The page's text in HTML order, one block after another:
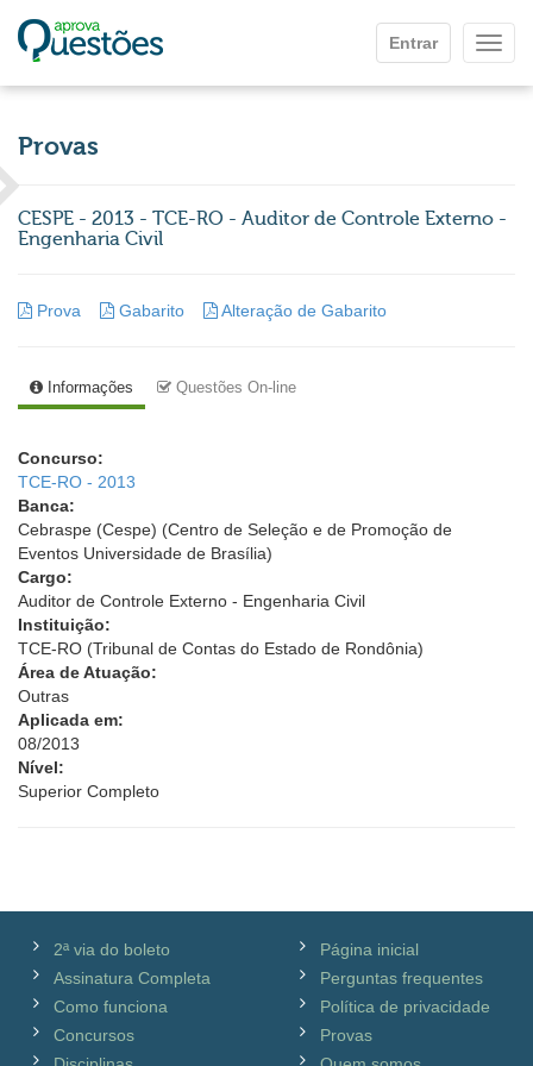
Entrar
Provas
CESPE - 2013 - TCE-RO - Auditor de Controle Externo -
Engenharia Civil
Prova Gabarito Alteração de Gabarito
Informações Questões On-line
Concurso:
TCE-RO - 2013
Banca:
Cebraspe (Cespe) (Centro de Seleção e de Promoção de
Eventos Universidade de Brasília)
Cargo:
Auditor de Controle Externo - Engenharia Civil
Instituição:
TCE-RO (Tribunal de Contas do Estado de Rondônia)
Área de Atuação:
Outras
Aplicada em:
08/2013
Nível:
Superior Completo
2ª via do boleto
Assinatura Completa
Como funciona
Concursos
Página inicial
Perguntas frequentes
Política de privacidade
Provas